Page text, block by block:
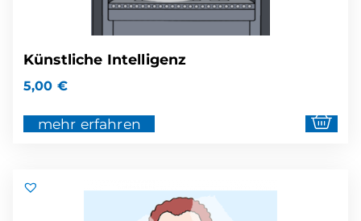
Künstliche Intelligenz
5,00 €
mehr erfahren